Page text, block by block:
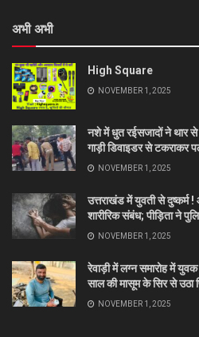
अभी अभी
High Square
NOVEMBER 1, 2025
नशे में धुत रईसजादों ने थार से
गाड़ी डिवाइडर से टकराकर
NOVEMBER 1, 2025
उत्तराखंड में युवती से दुष्कर्म
शारीरिक संबंध; पीड़िता ने
NOVEMBER 1, 2025
रेवाड़ी में लग्न समारोह में
साल की मासूम के सिर से उठा
NOVEMBER 1, 2025